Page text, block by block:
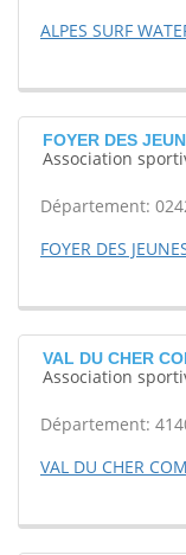
ALPES SURF
FOYER DES
Association
Département:
FOYER DES
VAL DU CHER
Association
Département:
VAL DU CHER